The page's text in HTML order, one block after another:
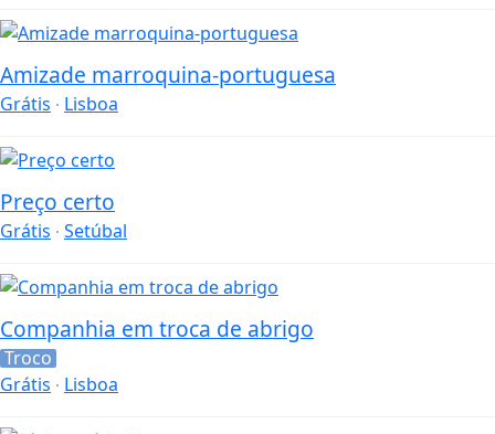
Amizade marroquina-portuguesa
Grátis Lisboa
Preço certo
Grátis Setúbal
Companhia em troca de abrigo
Troco
Grátis
Lisboa